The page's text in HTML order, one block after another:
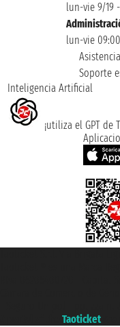
lun-vie 9/19
lun-vie
Soporte
Inteligencia Artificial
¡utiliza el GPT
Taoticket